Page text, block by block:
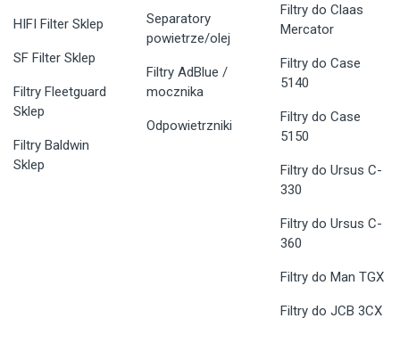
HIFI Filter Sklep
SF Filter Sklep
Filtry Fleetguard
Sklep
Filtry Baldwin
Sklep
Separatory
powietrze/olej
Filtry AdBlue /
mocznika
Odpowietrzniki
Filtry do Claas
Mercator
Filtry do Case
5140
Filtry do Case
5150
Filtry do Ursus C-
330
Filtry do Ursus C-
360
Filtry do Man TGX
Filtry do JCB 3CX